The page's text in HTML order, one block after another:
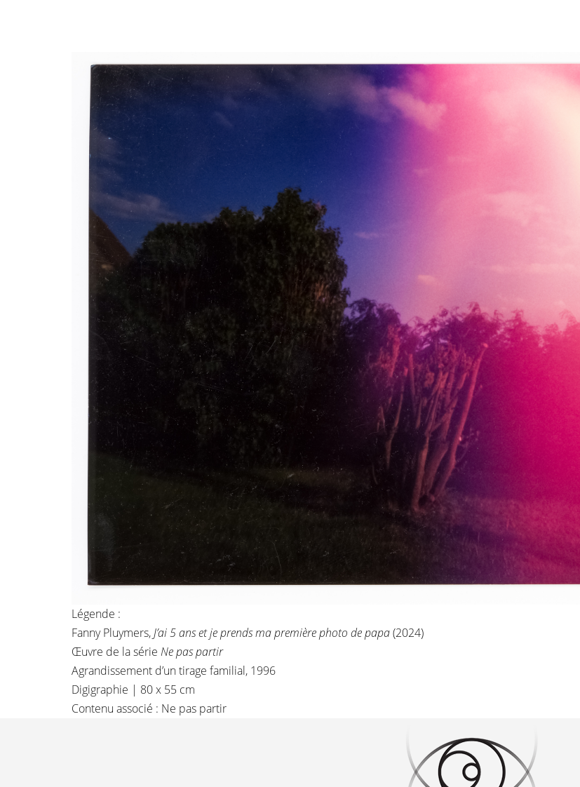
Légende :
Fanny Pluymers,J’ai 5 ans et je prends ma première photo de papa(2024)
Œuvre de la série Ne pas partir
Agrandissement d’un tirage familial, 1996
Digigraphie | 80 x 55 cm
Contenu associé : Ne pas partir